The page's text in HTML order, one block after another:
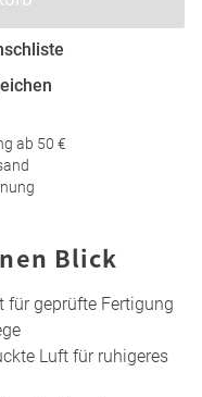
ab 50 €
Blick
für geprüfte Fertigung
Luft für ruhigeres